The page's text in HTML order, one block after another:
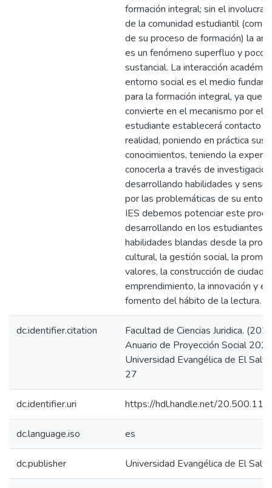
formación integral; sin el
de la comunidad estudiantil (como
de su proceso de formación) la
es un fenómeno superfluo y poco
sustancial. La interacción
entorno social es el medio
para la formación integral, ya que
convierte en el mecanismo por el
estudiante establecerá contacto
realidad, poniendo en práctica sus
conocimientos, teniendo la
conocerla a través de
desarrollando habilidades y
por las problemáticas de su
IES debemos potenciar este
desarrollando en los estudiantes
habilidades blandas desde la
cultural, la gestión social, la
valores, la construcción de
emprendimiento, la innovación y el
fomento del hábito de la lectura.
dc.identifier.citation
Facultad de Ciencias Juridica.
Anuario de Proyección Social
Universidad Evangélica de El
27
dc.identifier.uri https://hdl.handle.net/
dc.language.iso es
dc.publisher Universidad Evangélica de El